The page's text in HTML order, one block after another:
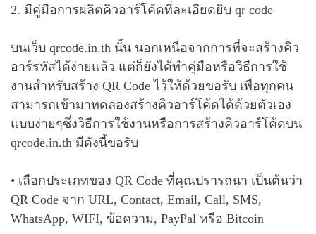
2. มีคู่มือการผลิตคิวอาร์โค้ดที่ละเอียดยิบ qr code
บนเว็บ qrcode.in.th นั้น นอกเหนือจากการที่จะสร้างคิว
อาร์รหัสได้ง่ายแล้ว แต่ก็ยังได้ทำคู่มือหรือวิธีการใช้
งานสำหรับสร้าง QR Code ไว้ให้ด้วยขอรับ เพื่อทุกคน
สามารถเข้ามาทดลองสร้างคิวอาร์โค้ดได้ด้วยตัวเอง
แบบง่ายๆซึ่งวิธีการใช้งานหรือการสร้างคิวอาร์โค้ดบน
qrcode.in.th มีดังนี้ขอรับ
• เลือกประเภทของ QR Code ที่คุณปรารถนา เป็นต้นว่า
QR Code จาก URL, Contact, Email, Call, SMS,
WhatsApp, WIFI, ข้อความ, PayPal หรือ Bitcoin